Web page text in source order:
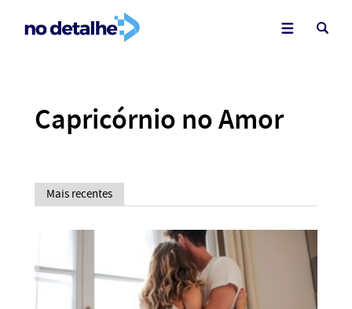
Capricórnio no Amor
Mais recentes